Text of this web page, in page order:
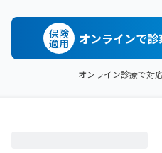
保険
適用 オンラインで
オンライン診療で対